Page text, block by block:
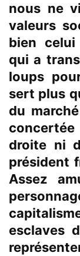
nous ne
valeurs
bien celui
qui a
loups
sert plus
du
droite ni
président
Assez
esclaves